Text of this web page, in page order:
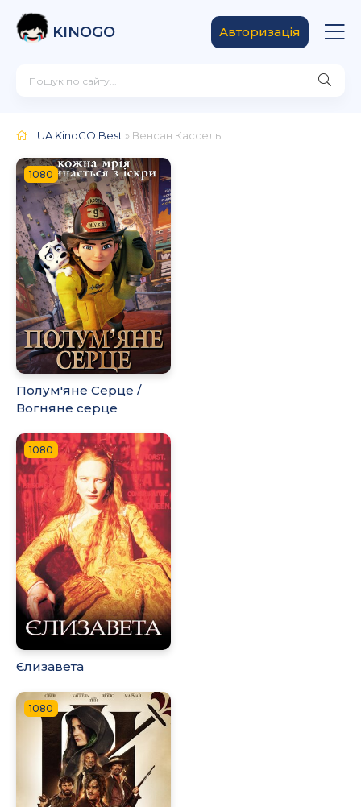
KINOGO Авторизація
UA.KinoGO.Best » Венсан Кассель
1080
Полум'яне Серце /
Вогняне серце
1080
Єлизавета
1080